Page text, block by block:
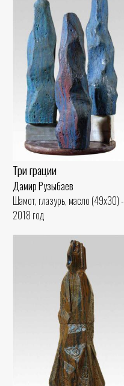
Три грации
Дамир Рузыбаев
Шамот, глазурь, масло (49x30) -
2018 год